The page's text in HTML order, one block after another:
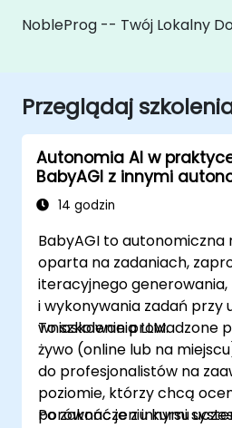
NobleProg -- Twój Lokalny
Przeglądaj
Autonomia AI w
BabyAGI z innymi
agentami
14 godzin
BabyAGI to
oparta na zadaniach,
iteracyjnego
i wykonywania zadań przy
wnioskowania LLM.
To szkolenie prowadzone
żywo (online lub na
do profesjonalistów na
poziomie, którzy chcą
porównać je z innymi
Po zakończeniu kursu